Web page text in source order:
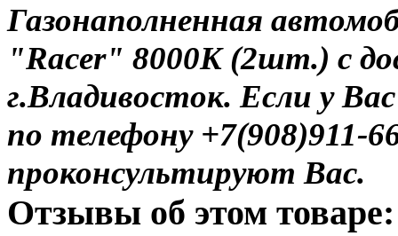
Газонаполненная
"Racer" 8000K (2шт.) с
г.Владивосток. Если у
по телефону
проконсультируют Вас.
Отзывы об этом товаре: